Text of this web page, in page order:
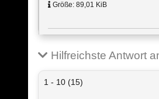
Größe: 89,01 KiB
Hilfreichste Antwort
1 - 10 (15)